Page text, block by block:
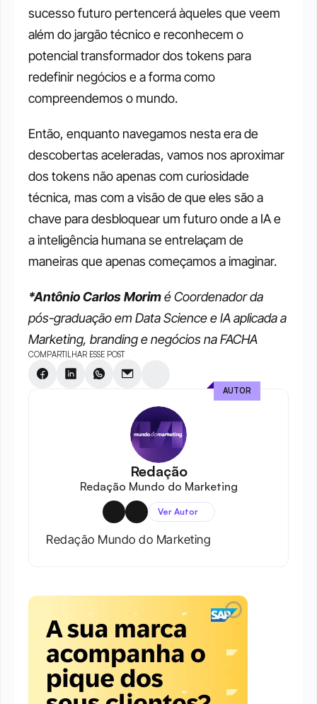
sucesso futuro pertencerá àqueles que veem
além do jargão técnico e reconhecem o
potencial transformador dos tokens para
redefinir negócios e a forma como
compreendemos o mundo.
Então, enquanto navegamos nesta era de
descobertas aceleradas, vamos nos aproximar
dos tokens não apenas com curiosidade
técnica, mas com a visão de que eles são a
chave para desbloquear um futuro onde a IA e
a inteligência humana se entrelaçam de
maneiras que apenas começamos a imaginar.
*Antônio Carlos Morim é Coordenador da
pós-graduação em Data Science e IA aplicada a
Marketing, branding e negócios na FACHA
COMPARTILHAR ESSE POST
Redação
Redação Mundo do Marketing
Ver Autor
Redação Mundo do Marketing
AUTOR